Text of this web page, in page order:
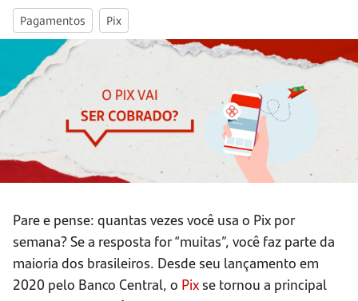
Pagamentos Pix
Pare e pense: quantas vezes você usa o Pix por
semana? Se a resposta for “muitas”, você faz parte da
maioria dos brasileiros. Desde seu lançamento em
2020 pelo Banco Central, o Pix se tornou a principal